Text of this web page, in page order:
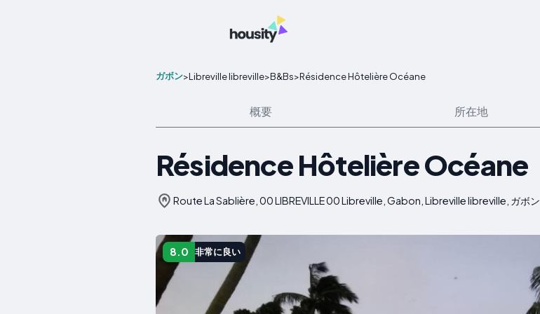
ガボン>Libreville libreville>B&Bs>Résidence Hôtelière Océane
概要 所在地
Résidence Hôtelière Océane
Route La Sablière, 00 LIBREVILLE 00 Libreville, Gabon, Libreville libreville, ガボン
8.0 非常に良い